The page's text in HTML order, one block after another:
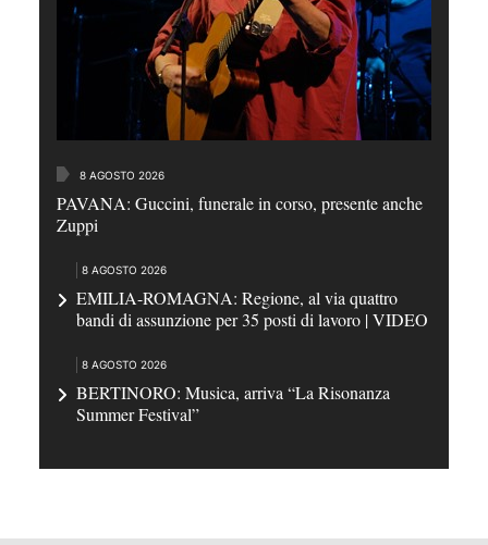
8 AGOSTO 2026
PAVANA: Guccini, funerale in corso, presente anche
Zuppi
8 AGOSTO 2026
EMILIA-ROMAGNA: Regione, al via quattro
bandi di assunzione per 35 posti di lavoro | VIDEO
8 AGOSTO 2026
BERTINORO: Musica, arriva “La Risonanza
Summer Festival”